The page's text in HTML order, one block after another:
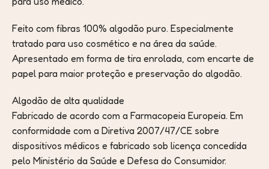
Feito com fibras 100% algodão puro. Especialmente
tratado para uso cosmético e na área da saúde.
Apresentado em forma de tira enrolada, com encarte de
papel para maior proteção e preservação do algodão.
Algodão de alta qualidade
Fabricado de acordo com a Farmacopeia Europeia. Em
conformidade com a Diretiva 2007/47/CE sobre
dispositivos médicos e fabricado sob licença concedida
pelo Ministério da Saúde e Defesa do Consumidor.